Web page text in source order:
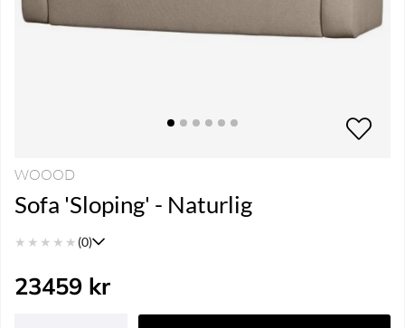
WOOOD
Sofa 'Sloping' - Naturlig
★ ★ ★ ★ ★ (0)
23459 kr